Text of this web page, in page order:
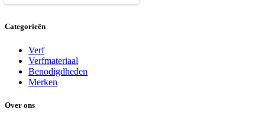
Categorieën
Verf
Verfmateriaal
Benodigdheden
Merken
Over ons